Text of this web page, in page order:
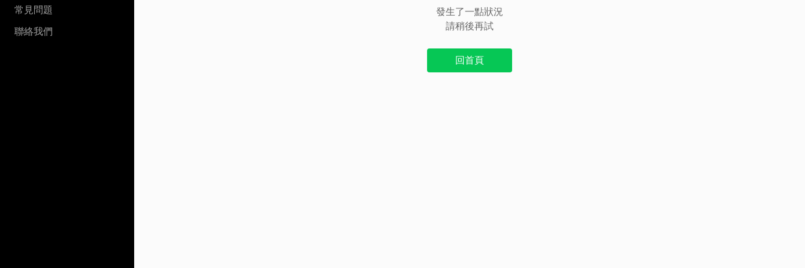
常見問題
聯絡我們
發生了一點狀況
請稍後再試
回首頁